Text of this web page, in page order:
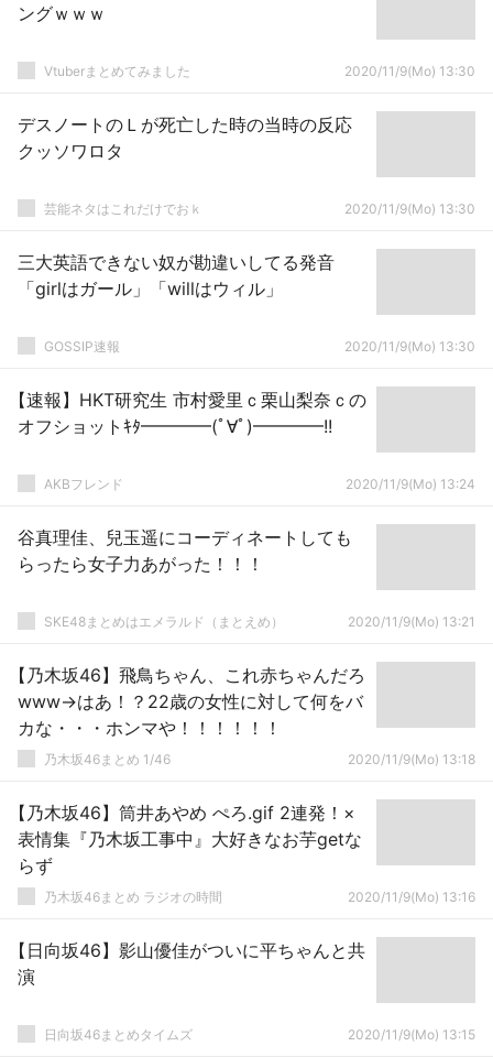
ングｗｗｗ
Vtuberまとめてみました 2020/11/9(Mo) 13:30
デスノートのＬが死亡した時の当時の反応
クッソワロタ
芸能ネタはこれだけでおｋ 2020/11/9(Mo) 13:30
三大英語できない奴が勘違いしてる発音
「girlはガール」「willはウィル」
GOSSIP速報 2020/11/9(Mo) 13:30
【速報】HKT研究生 市村愛里ｃ栗山梨奈ｃの
オフショットｷﾀ━━━━(ﾟ∀ﾟ)━━━━!!
AKBフレンド 2020/11/9(Mo) 13:24
谷真理佳、兒玉遥にコーディネートしても
らったら女子力あがった！！！
SKE48まとめはエメラルド（まとえめ） 2020/11/9(Mo) 13:21
【乃木坂46】飛鳥ちゃん、これ赤ちゃんだろ
www→はあ！？22歳の女性に対して何をバ
カな・・・ホンマや！！！！！！
乃木坂46まとめ 1/46 2020/11/9(Mo) 13:18
【乃木坂46】筒井あやめ ぺろ.gif 2連発！×
表情集『乃木坂工事中』大好きなお芋getな
らず
乃木坂46まとめ ラジオの時間 2020/11/9(Mo) 13:16
【日向坂46】影山優佳がついに平ちゃんと共
演
日向坂46まとめタイムズ 2020/11/9(Mo) 13:15